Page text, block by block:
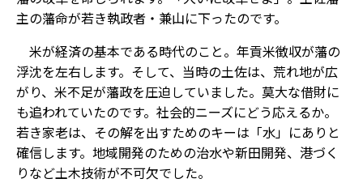
主の藩命が若き執政者・兼山に下ったのです。
米が経済の基本である時代のこと。年貢米徴収が藩の
浮沈を左右します。そして、当時の土佐は、荒れ地が広
がり、米不足が藩政を圧迫していました。莫大な借財に
も追われていたのです。社会的ニーズにどう応えるか。
若き家老は、その解を出すためのキーは「水」にありと
確信します。地域開発のための治水や新田開発、港づく
りなど土木技術が不可欠でした。